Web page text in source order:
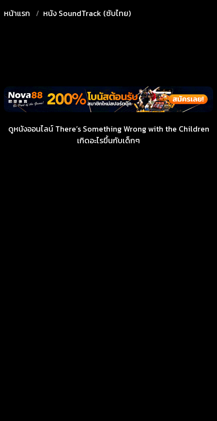
หน้าแรก
หนัง SoundTrack (ซับไทย)
ดูหนังออนไลน์ There’s Something Wrong with the Children
เกิดอะไรขึ้นกับเด็กๆ